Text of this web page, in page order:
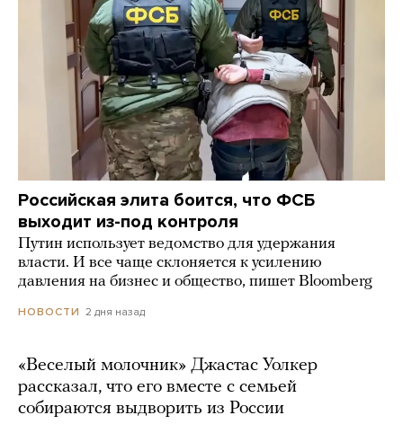
Российская элита боится, что ФСБ
выходит из-под контроля
Путин использует ведомство для удержания
власти. И все чаще склоняется к усилению
давления на бизнес и общество, пишет Bloomberg
НОВОСТИ 2 дня назад
«Веселый молочник» Джастас Уолкер
рассказал, что его вместе с семьей
собираются выдворить из России